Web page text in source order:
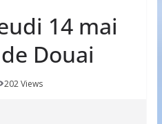
14 mai
Douai
202 Views